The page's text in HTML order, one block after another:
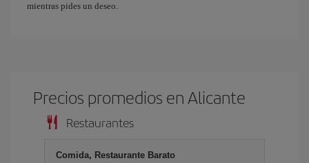
mientras pides un deseo.
Precios promedios en Alicante
Restaurantes
Comida, Restaurante Barato